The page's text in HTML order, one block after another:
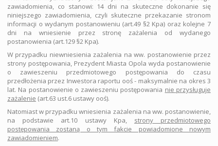
zawiadomienia, co stanowi: 14 dni na skuteczne dokonanie się
niniejszego zawiadomienia, czyli skuteczne przekazanie stronom
informacji o wydanym postanowieniu (art.49 §2 Kpa) oraz kolejne 7
dni na wniesienie przez stronę zażalenia od wydanego
postanowienia (art.129 §2 Kpa).
W przypadku niewniesienia zażalenia na ww. postanowienie przez
strony postępowania, Prezydent Miasta Opola wyda postanowienie
o zawieszeniu przedmiotowego postępowania do czasu
przedłożenia przez Inwestora raportu ooś - maksymalnie na okres 3
lat. Na postanowienie o zawieszeniu postępowania nie przysługuje
zażalenie (art.63 ust.6 ustawy ooś).
Natomiast w przypadku wniesienia zażalenia na ww. postanowienie,
na podstawie art.10 ustawy Kpa, strony przedmiotowego
postępowania zostaną o tym fakcie powiadomione nowym
zawiadomieniem.